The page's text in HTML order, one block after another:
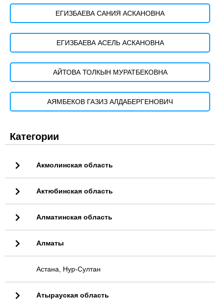
ЕГИЗБАЕВА САНИЯ АСКАНОВНА
ЕГИЗБАЕВА АСЕЛЬ АСКАНОВНА
АЙТОВА ТОЛКЫН МУРАТБЕКОВНА
АЯМБЕКОВ ГАЗИЗ АЛДАБЕРГЕНОВИЧ
Категории
Акмолинская область
Актюбинская область
Алматинская область
Алматы
Астана, Нур-Султан
Атырауская область